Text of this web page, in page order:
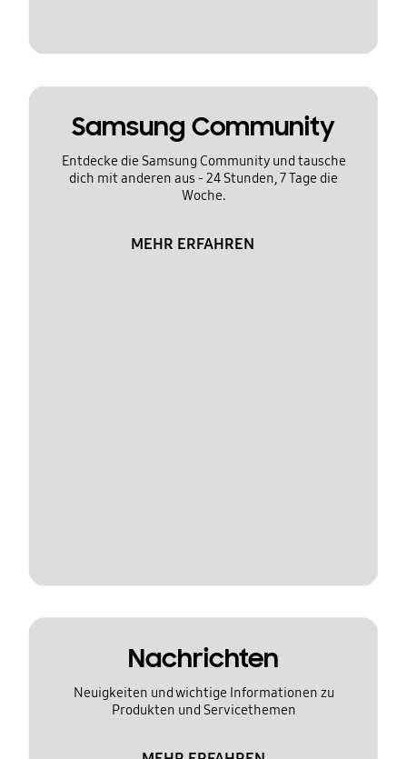
Samsung Community
Entdecke die Samsung Community und tausche
dich mit anderen aus - 24 Stunden, 7 Tage die
Woche.
MEHR ERFAHREN
Nachrichten
Neuigkeiten und wichtige Informationen zu
Produkten und Servicethemen